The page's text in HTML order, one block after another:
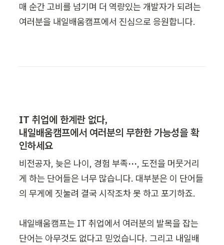
매 순간 고비를 넘기며 더 역량있는 개발자가 되려는
여러분을 내일배움캠프에서 진심으로 응원합니다.
IT 취업에 한계란 없다,
내일배움캠프에서 여러분의 무한한 가능성을 확
인하세요
비전공자, 늦은 나이, 경험 부족···, 도전을 머뭇거리
게 하는 단어들은 너무 많습니다. 대부분은 이 단어들
의 무게에 짓눌려 결국 시작조차 못 하고 포기하죠.
내일배움캠프는 IT 취업에서 여러분의 발목을 잡는
단어는 아무것도 없다고 믿었습니다. 그리고 내일배